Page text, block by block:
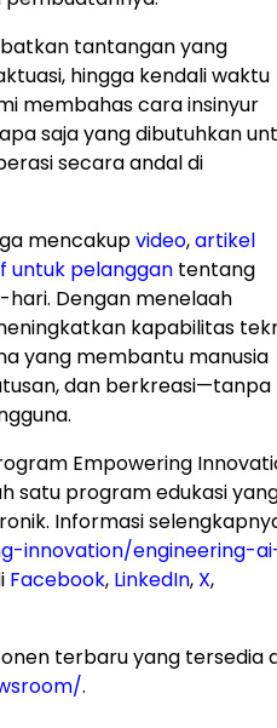
tantangan yang
hingga kendali waktu
membahas cara insinyur
saja yang dibutuhkan
secara andal di
mencakupvideo,artikel
untuk pelanggan tentang
Dengan menelaah
kapabilitas
yang membantu manusia
dan berkreasi—tanpa
Empowering
satu program edukasi
Informasi
innovation/engineering-
Facebook, LinkedIn, X,
terbaru yang tersedia
.